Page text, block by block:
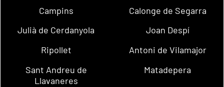
Campins
Calonge de Segarra
Julià de Cerdanyola
Joan Despí
Ripollet
Antoni de Vilamajor
Sant Andreu de
Llavaneres
Matadepera